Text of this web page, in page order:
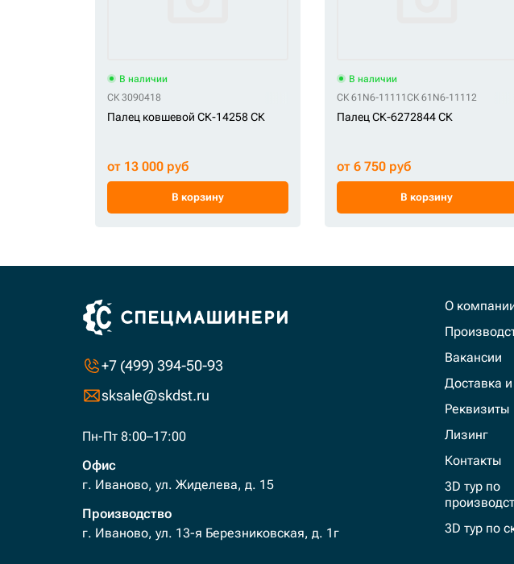
В наличии
СК 3090418
Палец ковшевой СК-14258 СК
от 13 000 руб
В корзину
В наличии
СК 61N6-11111 СК 61N6-11112
Палец СК-6272844 СК
от 6 750 руб
В корзину
+7 (499) 394-50-93
sksale@skdst.ru
Пн-Пт 8:00–17:00
Офис
г. Иваново, ул. Жиделева, д. 15
Производство
г. Иваново, ул. 13-я Березниковская, д. 1г
О
Вакансии
Доставка
Реквизиты
Лизинг
Контакты
3D тур по
3D тур по